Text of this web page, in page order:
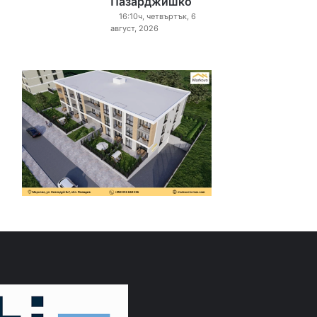
16:10ч, четвъртък, 6
август, 2026